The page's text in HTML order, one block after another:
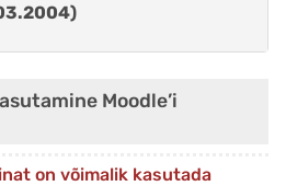
Moodle’i
on võimalik kasutada